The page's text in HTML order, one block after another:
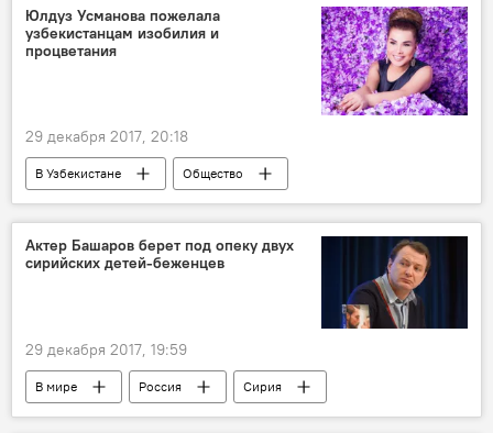
криптовалюта
Юлдуз Усманова пожелала
узбекистанцам изобилия и
процветания
29 декабря 2017, 20:18
В Узбекистане
Общество
Новый год в Узбекистане
Узбекистан
Юлдуз Усманова
Актер Башаров берет под опеку двух
сирийских детей-беженцев
29 декабря 2017, 19:59
В мире Россия
Сирия
Марат Башаров
беженцы опека